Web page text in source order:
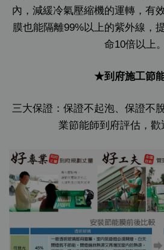
內，減緩冷氣壓縮機的運轉，有
膜也能隔離99%以上的紫外線，
命10倍以上。
★到府施工節
三大保證：保證不起泡、保證不
業節能師到府評估，歡